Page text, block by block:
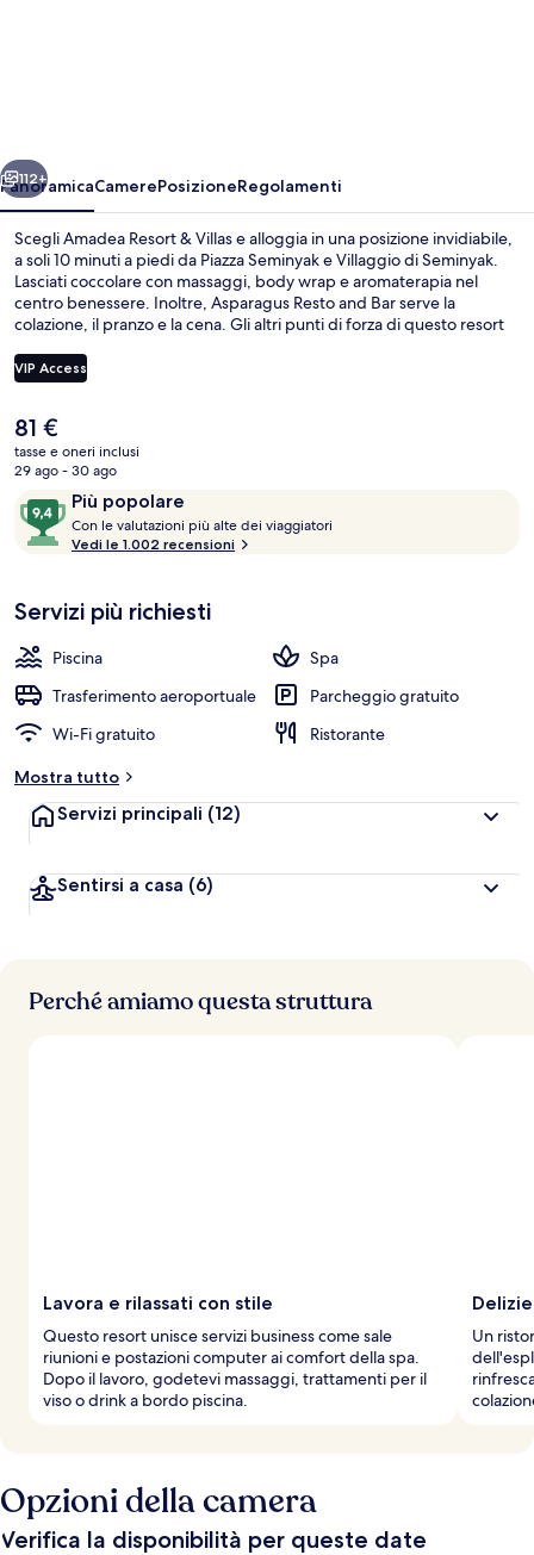
Avanti
112+
PanoramicaCamerePosizioneRegolamenti
Scegli Amadea Resort & Villas e alloggia in una posizione invidiabile,
a soli 10 minuti a piedi da Piazza Seminyak e Villaggio di Seminyak.
Lasciati coccolare con massaggi, body wrap e aromaterapia nel
centro benessere. Inoltre, Asparagus Resto and Bar serve la
colazione, il pranzo e la cena. Gli altri punti di forza di questo resort
una piscina per bambini. Gli ospiti apprezzano molto il personale
gentile e la posizione invidiabile.
VIP Access
Il
prezzo
attuale
81 €
81 €
tasse e oneri inclusi
29 ago - 30 ago
RecensioniPiù popolare
9,4
su
10,
popolare
Con le valutazioni più alte dei viaggiatori
a
u
z
a
a
t
o
Vedi le 1.002 recensioni
Servizi più richiesti
Piscina
Spa
Trasferimento aeroportuale
Parcheggio gratuito
Wi-Fi gratuito
Ristorante
Mostra tutto
Servizi principali (12)
Sentirsi a casa (6)
Perché amiamo questa struttura
Lavora e rilassati con stile
Questo resort unisce servizi business come sale
riunioni e postazioni computer ai comfort della spa.
Dopo il lavoro, godetevi massaggi, trattamenti per il
viso o drink a bordo piscina.
Un
Opzioni della camera
Verifica la disponibilità per queste date